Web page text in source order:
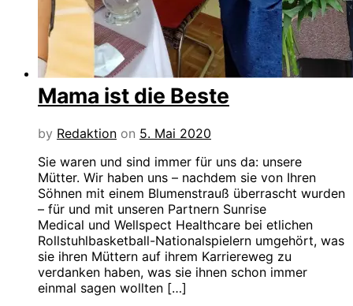
Mama ist die Beste
by Redaktion on 5. Mai 2020
Sie waren und sind immer für uns da: unsere
Mütter. Wir haben uns – nachdem sie von Ihren
Söhnen mit einem Blumenstrauß überrascht wurden
– für und mit unseren Partnern Sunrise
Medical und Wellspect Healthcare bei etlichen
Rollstuhlbasketball-Nationalspielern umgehört, was
sie ihren Müttern auf ihrem Karriereweg zu
verdanken haben, was sie ihnen schon immer
einmal sagen wollten […]